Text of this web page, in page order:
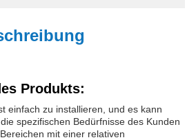
Produkts:
einfach zu installieren, und es kann
spezifischen Bedürfnisse des Kunden
mit einer relativen